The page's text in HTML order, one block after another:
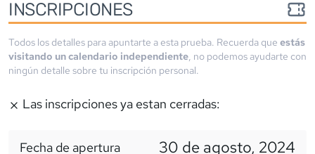
INSCRIPCIONES
Todos los detalles para apuntarte a esta prueba. Recuerda que estás
visitando un calendario independiente, no podemos ayudarte con
ningún detalle sobre tu inscripción personal.
Las inscripciones ya estan cerradas:
Fecha de apertura 30 de agosto, 2024